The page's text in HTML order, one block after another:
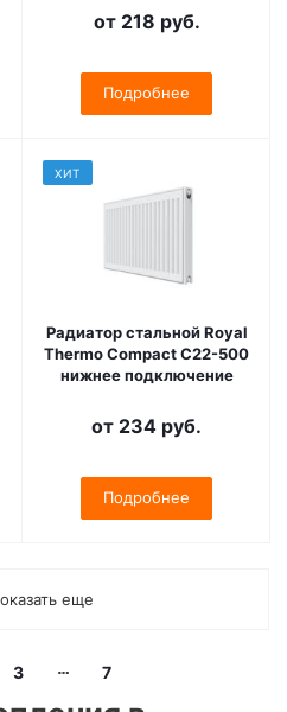
от 218 руб.
Подробнее
ХИТ
Радиатор стальной Royal
Thermo Compact C22-500
нижнее подключение
от 234 руб.
Подробнее
еще
3 7